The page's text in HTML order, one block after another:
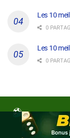
Les 10
0
Les 10
0